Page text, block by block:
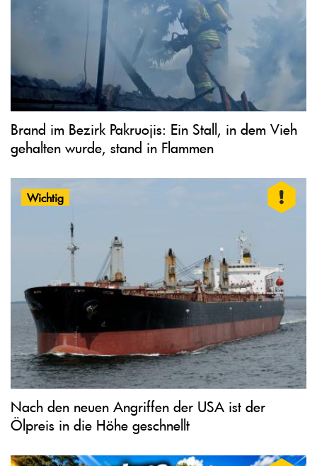
Brand im Bezirk Pakruojis: Ein Stall, in dem Vieh
gehalten wurde, stand in Flammen
Wichtig
Nach den neuen Angriffen der USA ist der
Ölpreis in die Höhe geschnellt